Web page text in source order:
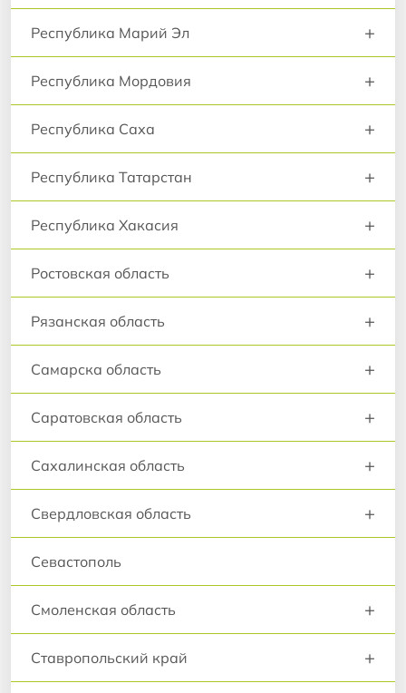
Республика Марий Эл +
Республика Мордовия +
Республика Саха +
Республика Татарстан +
Республика Хакасия +
Ростовская область +
Рязанская область +
Самарска область +
Саратовская область +
Сахалинская область +
Свердловская область +
Севастополь
Смоленская область +
Ставропольский край +